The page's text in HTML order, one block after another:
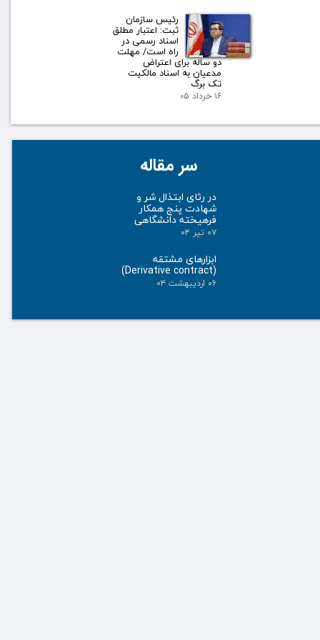
رئیس سازمان
ثبت: اعتبار مطلق
اسناد رسمی در
راه است/ مهلت
دو ساله برای اعتراض
مدعیان به اسناد مالکیت
تک برگ
۱۶ خرداد ۰۵
سر مقاله
در رثای ابتذال شر و
شهادت پنج همکار
فرهیخته دانشگاهی
۰۷ تیر ۰۴
ابزارهای مشتقه
(Derivative contract)
۰۶ اردیبهشت ۰۴